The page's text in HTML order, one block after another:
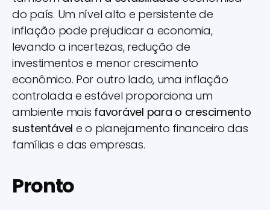
do país. Um nível alto e persistente de
inflação pode prejudicar a economia,
levando a incertezas, redução de
investimentos e menor crescimento
econômico. Por outro lado, uma inflação
controlada e estável proporciona um
ambiente mais favorável para o crescimento
sustentável e o planejamento financeiro das
famílias e das empresas.
Pronto